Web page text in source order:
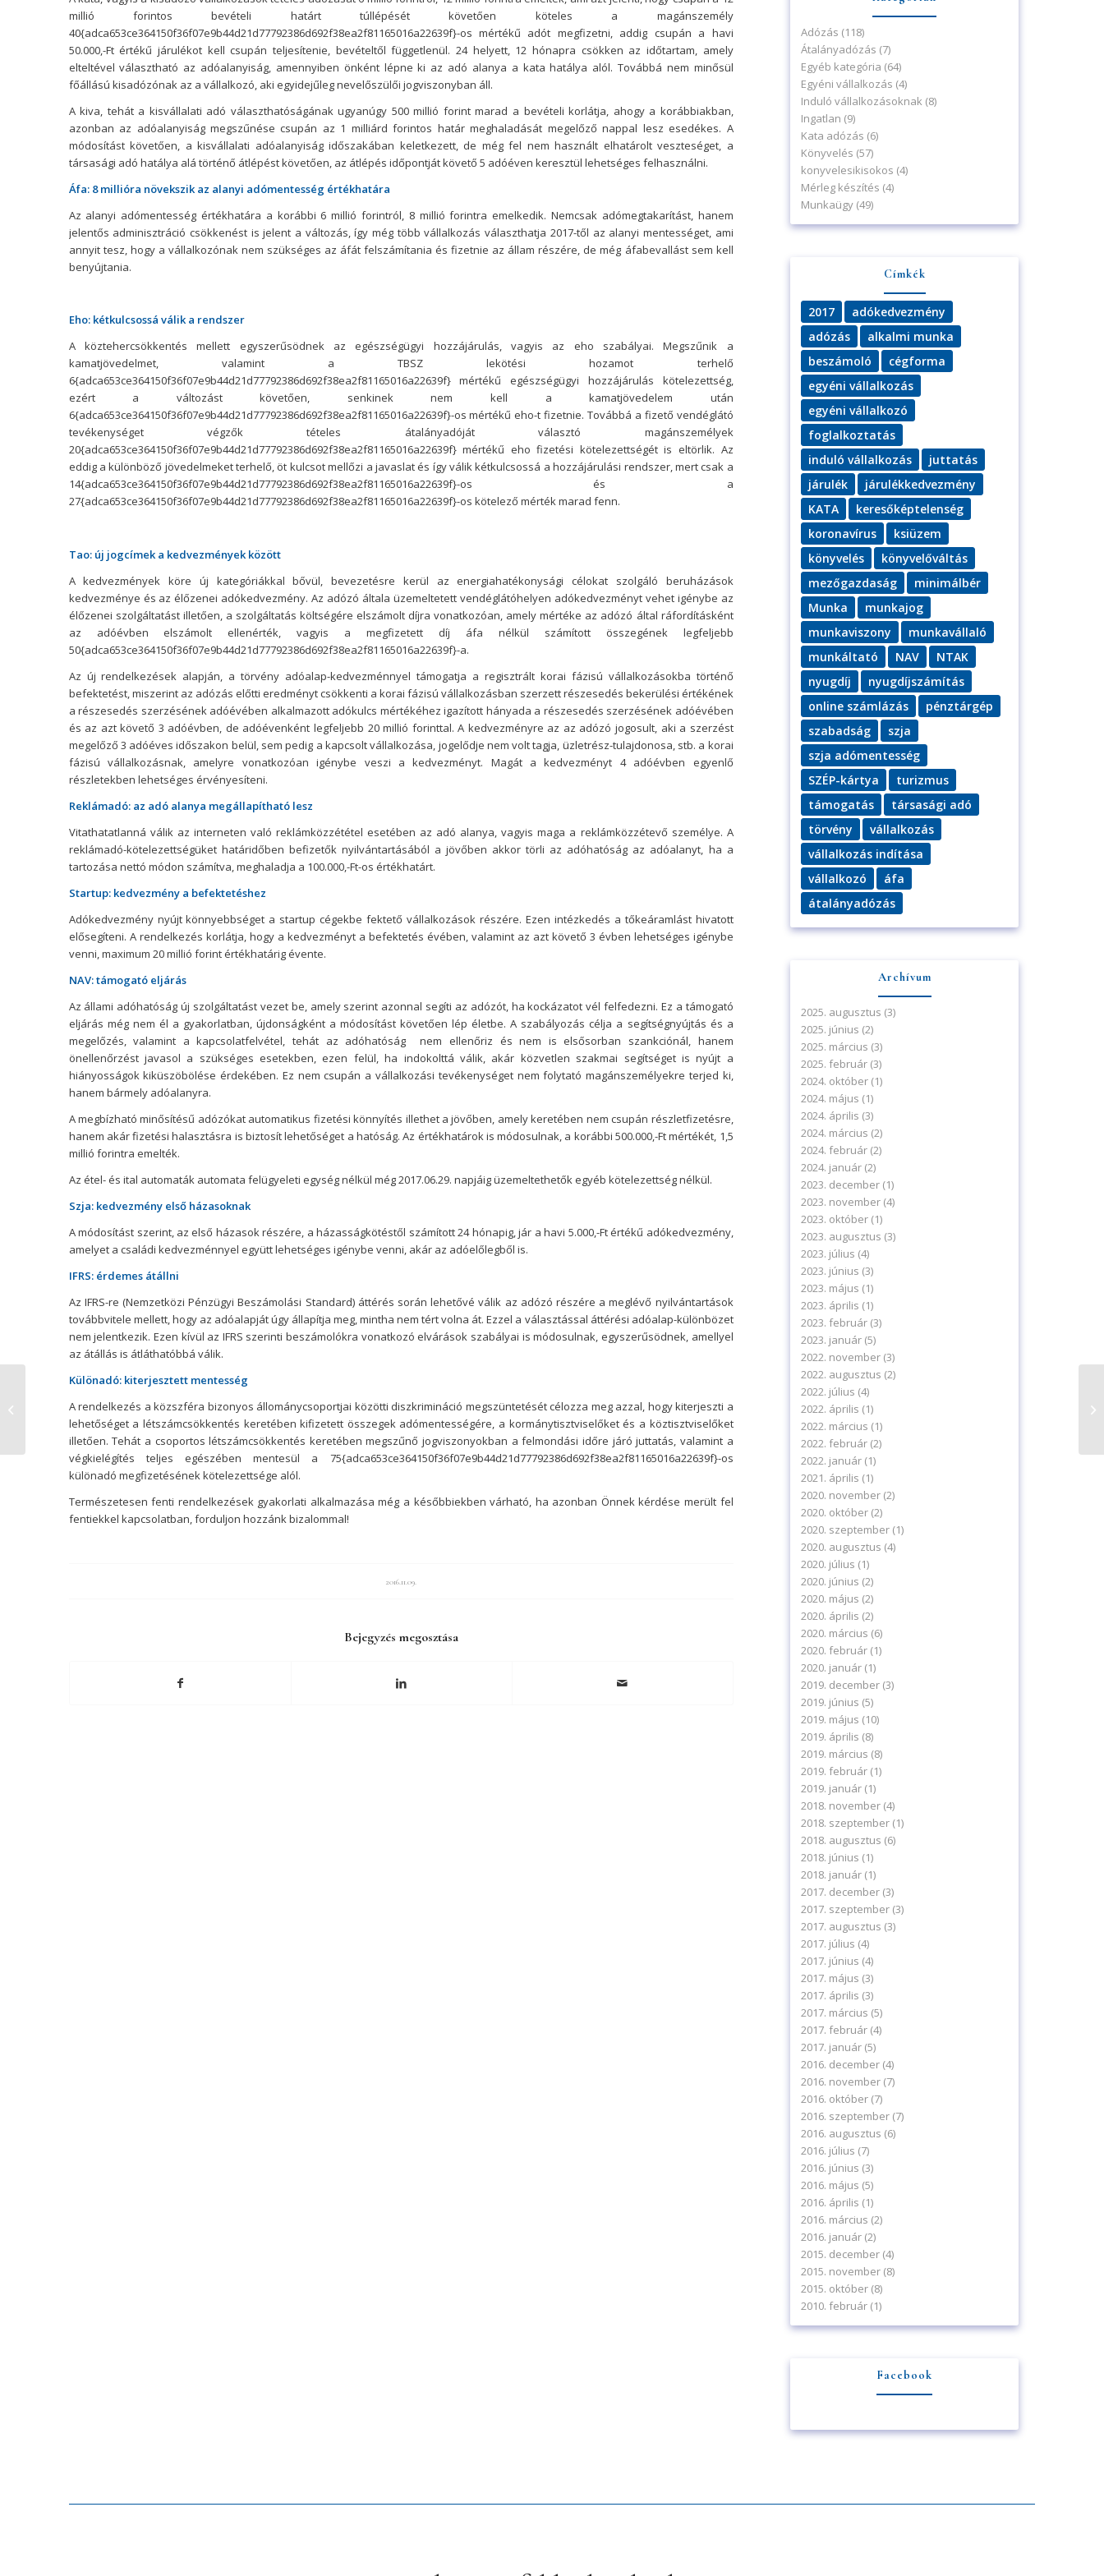
millió forintos bevételi határt túllépését követően köteles a magánszemély
40{adca653ce364150f36f07e9b44d21d77792386d692f38ea2f81165016a22639f}-os mértékű adót megfizetni, addig csupán a havi
50.000,-Ft értékű járulékot kell csupán teljesítenie, bevételtől függetlenül. 24 helyett, 12 hónapra csökken az időtartam, amely
elteltével választható az adóalanyiság, amennyiben önként lépne ki az adó alanya a kata hatálya alól. Továbbá nem minősül
főállású kisadózónak az a vállalkozó, aki egyidejűleg nevelőszülői jogviszonyban áll.
A kiva, tehát a kisvállalati adó választhatóságának ugyanúgy 500 millió forint marad a bevételi korlátja, ahogy a korábbiakban,
azonban az adóalanyiság megszűnése csupán az 1 milliárd forintos határ meghaladását megelőző nappal lesz esedékes. A
módosítást követően, a kisvállalati adóalanyiság időszakában keletkezett, de még fel nem használt elhatárolt veszteséget, a
társasági adó hatálya alá történő átlépést követően, az átlépés időpontját követő 5 adóéven keresztül lehetséges felhasználni.
Áfa: 8 millióra növekszik az alanyi adómentesség értékhatára
Az alanyi adómentesség értékhatára a korábbi 6 millió forintról, 8 millió forintra emelkedik. Nemcsak adómegtakarítást, hanem
jelentős adminisztráció csökkenést is jelent a változás, így még több vállalkozás választhatja 2017-től az alanyi mentességet, ami
annyit tesz, hogy a vállalkozónak nem szükséges az áfát felszámítania és fizetnie az állam részére, de még áfabevallást sem kell
benyújtania.
Eho: kétkulcsossá válik a rendszer
A köztehercsökkentés mellett egyszerűsödnek az egészségügyi hozzájárulás, vagyis az eho szabályai. Megszűnik a
kamatjövedelmet, valamint a TBSZ lekötési hozamot terhelő
6{adca653ce364150f36f07e9b44d21d77792386d692f38ea2f81165016a22639f} mértékű egészségügyi hozzájárulás kötelezettség,
ezért a változást követően, senkinek nem kell a kamatjövedelem után
6{adca653ce364150f36f07e9b44d21d77792386d692f38ea2f81165016a22639f}-os mértékű eho-t fizetnie. Továbbá a fizető vendéglátó
tevékenységet végzők tételes átalányadóját választó magánszemélyek
20{adca653ce364150f36f07e9b44d21d77792386d692f38ea2f81165016a22639f} mértékű eho fizetési kötelezettségét is eltörlik. Az
eddig a különböző jövedelmeket terhelő, öt kulcsot mellőzi a javaslat és így válik kétkulcsossá a hozzájárulási rendszer, mert csak a
14{adca653ce364150f36f07e9b44d21d77792386d692f38ea2f81165016a22639f}-os és a
27{adca653ce364150f36f07e9b44d21d77792386d692f38ea2f81165016a22639f}-os kötelező mérték marad fenn.
Tao: új jogcímek a kedvezmények között
A kedvezmények köre új kategóriákkal bővül, bevezetésre kerül az energiahatékonysági célokat szolgáló beruházások
kedvezménye és az élőzenei adókedvezmény. Az adózó általa üzemeltetett vendéglátóhelyen adókedvezményt vehet igénybe az
élőzenei szolgáltatást illetően, a szolgáltatás költségére elszámolt díjra vonatkozóan, amely mértéke az adózó által ráfordításként
az adóévben elszámolt ellenérték, vagyis a megfizetett díj áfa nélkül számított összegének legfeljebb
50{adca653ce364150f36f07e9b44d21d77792386d692f38ea2f81165016a22639f}-a.
Az új rendelkezések alapján, a törvény adóalap-kedvezménnyel támogatja a regisztrált korai fázisú vállalkozásokba történő
befektetést, miszerint az adózás előtti eredményt csökkenti a korai fázisú vállalkozásban szerzett részesedés bekerülési értékének
a részesedés szerzésének adóévében alkalmazott adókulcs mértékéhez igazított hányada a részesedés szerzésének adóévében
és az azt követő 3 adóévben, de adóévenként legfeljebb 20 millió forinttal. A kedvezményre az az adózó jogosult, aki a szerzést
megelőző 3 adóéves időszakon belül, sem pedig a kapcsolt vállalkozása, jogelődje nem volt tagja, üzletrész-tulajdonosa, stb. a korai
fázisú vállalkozásnak, amelyre vonatkozóan igénybe veszi a kedvezményt. Magát a kedvezményt 4 adóévben egyenlő
részletekben lehetséges érvényesíteni.
Reklámadó: az adó alanya megállapítható lesz
Vitathatatlanná válik az interneten való reklámközzététel esetében az adó alanya, vagyis maga a reklámközzétevő személye. A
reklámadó-kötelezettségüket határidőben befizetők nyilvántartásából a jövőben akkor törli az adóhatóság az adóalanyt, ha a
tartozása nettó módon számítva, meghaladja a 100.000,-Ft-os értékhatárt.
Startup: kedvezmény a befektetéshez
Adókedvezmény nyújt könnyebbséget a startup cégekbe fektető vállalkozások részére. Ezen intézkedés a tőkeáramlást hivatott
elősegíteni. A rendelkezés korlátja, hogy a kedvezményt a befektetés évében, valamint az azt követő 3 évben lehetséges igénybe
venni, maximum 20 millió forint értékhatárig évente.
NAV: támogató eljárás
Az állami adóhatóság új szolgáltatást vezet be, amely szerint azonnal segíti az adózót, ha kockázatot vél felfedezni. Ez a támogató
eljárás még nem él a gyakorlatban, újdonságként a módosítást követően lép életbe. A szabályozás célja a segítségnyújtás és a
megelőzés, valamint a kapcsolatfelvétel, tehát az adóhatóság nem ellenőriz és nem is elsősorban szankciónál, hanem
önellenőrzést javasol a szükséges esetekben, ezen felül, ha indokolttá válik, akár közvetlen szakmai segítséget is nyújt a
hiányosságok kiküszöbölése érdekében. Ez nem csupán a vállalkozási tevékenységet nem folytató magánszemélyekre terjed ki,
hanem bármely adóalanyra.
A megbízható minősítésű adózókat automatikus fizetési könnyítés illethet a jövőben, amely keretében nem csupán részletfizetésre,
hanem akár fizetési halasztásra is biztosít lehetőséget a hatóság. Az értékhatárok is módosulnak, a korábbi 500.000,-Ft mértékét, 1,5
millió forintra emelték.
Az étel- és ital automaták automata felügyeleti egység nélkül még 2017.06.29. napjáig üzemeltethetők egyéb kötelezettség nélkül.
Szja: kedvezmény első házasoknak
A módosítást szerint, az első házasok részére, a házasságkötéstől számított 24 hónapig, jár a havi 5.000,-Ft értékű adókedvezmény,
amelyet a családi kedvezménnyel együtt lehetséges igénybe venni, akár az adóelőlegből is.
IFRS: érdemes átállni
Az IFRS-re (Nemzetközi Pénzügyi Beszámolási Standard) áttérés során lehetővé válik az adózó részére a meglévő nyilvántartások
továbbvitele mellett, hogy az adóalapját úgy állapítja meg, mintha nem tért volna át. Ezzel a választással áttérési adóalap-különbözet
nem jelentkezik. Ezen kívül az IFRS szerinti beszámolókra vonatkozó elvárások szabályai is módosulnak, egyszerűsödnek, amellyel
az átállás is átláthatóbbá válik.
Különadó: kiterjesztett mentesség
A rendelkezés a közszféra bizonyos állománycsoportjai közötti diszkrimináció megszüntetését célozza meg azzal, hogy kiterjeszti a
lehetőséget a létszámcsökkentés keretében kifizetett összegek adómentességére, a kormánytisztviselőket és a köztisztviselőket
illetően. Tehát a csoportos létszámcsökkentés keretében megszűnő jogviszonyokban a felmondási időre járó juttatás, valamint a
végkielégítés teljes egészében mentesül a 75{adca653ce364150f36f07e9b44d21d77792386d692f38ea2f81165016a22639f}-os
különadó megfizetésének kötelezettsége alól.
Természetesen fenti rendelkezések gyakorlati alkalmazása még a későbbiekben várható, ha azonban Önnek kérdése merült fel
fentiekkel kapcsolatban, forduljon hozzánk bizalommal!
2016.11.09.
Bejegyzés megosztása
Adózás (118)
Átalányadózás (7)
Egyéb kategória (64)
Egyéni vállalkozás (4)
Induló vállalkozásoknak (8)
Ingatlan (9)
Kata adózás (6)
Könyvelés (57)
konyvelesikisokos (4)
Mérleg készítés (4)
Munkaügy(49)
Címkék
2017
adókedvezmény
adózás
alkalmi munka
beszámoló
cégforma
egyéni vállalkozás
egyéni vállalkozó
foglalkoztatás
induló vállalkozás
juttatás
járulék
járulékkedvezmény
KATA
keresőképtelenség
koronavírus
ksiüzem
könyvelés
könyvelőváltás
mezőgazdaság
minimálbér
Munka
munkajog
munkaviszony
munkavállaló
munkáltató
NAV
NTAK
nyugdíj
nyugdíjszámítás
online számlázás
pénztárgép
szabadság
szja
szja adómentesség
SZÉP-kártya
turizmus
támogatás
társasági adó
törvény
vállalkozás
vállalkozás indítása
vállalkozó
áfa
átalányadózás
Archívum
2025. augusztus (3)
2025. június (2)
2025. március (3)
2025. február(3)
2024. október(1)
2024. május (1)
2024. április (3)
2024. március (2)
2024. február(2)
2024. január(2)
2023. december(1)
2023. november(4)
2023. október(1)
2023. augusztus (3)
2023. július (4)
2023. június (3)
2023. május (1)
2023. április (1)
2023. február(3)
2023. január(5)
2022. november(3)
2022. augusztus (2)
2022. július (4)
2022. április (1)
2022. március (1)
2022. február(2)
2022. január(1)
2021. április (1)
2020. november(2)
2020. október(2)
2020. szeptember(1)
2020. augusztus (4)
2020. július (1)
2020. június (2)
2020. május (2)
2020. április (2)
2020. március (6)
2020. február(1)
2020. január(1)
2019. december(3)
2019. június (5)
2019. május (10)
2019. április (8)
2019. március (8)
2019. február(1)
2019. január(1)
2018. november(4)
2018. szeptember(1)
2018. augusztus (6)
2018. június (1)
2018. január(1)
2017. december(3)
2017. szeptember(3)
2017. augusztus (3)
2017. július (4)
2017. június (4)
2017. május (3)
2017. április (3)
2017. március (5)
2017. február(4)
2017. január(5)
2016. december(4)
2016. november(7)
2016. október(7)
2016. szeptember(7)
2016. augusztus (6)
2016. július (7)
2016. június (3)
2016. május (5)
2016. április (1)
2016. március (2)
2016. január(2)
2015. december(4)
2015. november(8)
2015. október(8)
2010. február(1)
Facebook
Személygépkocsi a különböző
adótörvények olvasatában
a
Iratkozzon fel hírlevelünkre!
A feliratkozással elfogadja az adatvédelmi tájékoztatónkat.
Elolvasom azAdatvédelmi tájékoztatót.
Feliratkozom